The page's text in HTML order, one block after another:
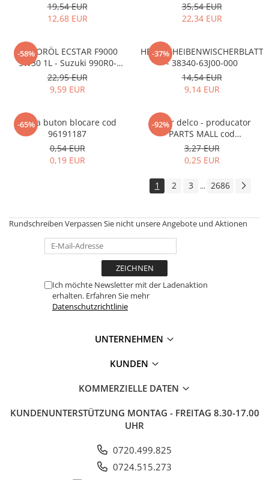
19,54 EUR
12,68 EUR
35,54 EUR
22,34 EUR
-58%
MOTORÖL ECSTAR F9000
5W30 1L - Suzuki 990R0-
21E72-001
22,95 EUR
9,59 EUR
-37%
HECKSCHEIBENWISCHERBLATT
- 38340-63J00-000
14,54 EUR
9,14 EUR
-65%
Rama buton blocare cod
96191187
0,54 EUR
0,19 EUR
-92%
Rotor delco - producator
PARTS MALL cod
33310A78B00-000
3,27 EUR
0,25 EUR
1 2 3 ... 2686
Rundschreiben Verpassen Sie nicht unsere Angebote und Aktionen
Ich möchte Newsletter mit der Ladenaktion
erhalten. Erfahren Sie mehr
Datenschutzrichtlinie
UNTERNEHMEN
KUNDEN
KOMMERZIELLE DATEN
KUNDENUNTERSTÜTZUNG MONTAG - FREITAG 8.30-17.00
UHR
0720.499.825
0724.515.273